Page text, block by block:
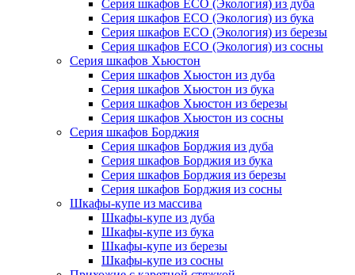
Серия шкафов ECO (Экология) из дуба
Серия шкафов ECO (Экология) из бука
Серия шкафов ECO (Экология) из березы
Серия шкафов ECO (Экология) из сосны
Серия шкафов Хьюстон
Серия шкафов Хьюстон из дуба
Серия шкафов Хьюстон из бука
Серия шкафов Хьюстон из березы
Серия шкафов Хьюстон из сосны
Серия шкафов Борджия
Серия шкафов Борджия из дуба
Серия шкафов Борджия из бука
Серия шкафов Борджия из березы
Серия шкафов Борджия из сосны
Шкафы-купе из массива
Шкафы-купе из дуба
Шкафы-купе из бука
Шкафы-купе из березы
Шкафы-купе из сосны